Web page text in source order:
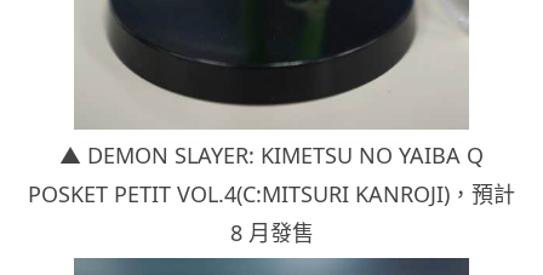
▲ DEMON SLAYER: KIMETSU NO YAIBA Q
POSKET PETIT VOL.4(C:MITSURI KANROJI)， 預計
8 月發售